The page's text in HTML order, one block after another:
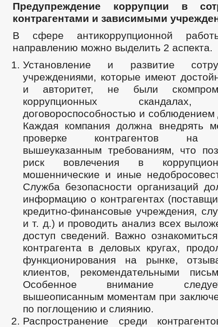
Предупреждение коррупции в
контрагентами и зависимыми
В сфере антикоррупционной
направлению можно выделить 2 аспекта.
Установление и развитие
учреждениями, которые имеют
и авторитет, не были
коррупционных скандалах,
договороспособностью и соблюдением
Каждая компания должна внедрять
проверке контрагентов на
вышеуказанным требованиям, что
риск вовлечения в
мошеннические и иные
Служба безопасности организаций
информацию о контрагентах
кредитно-финансовые учреждения,
и т. д.) и проводить анализ всех
доступ сведений. Важно
контрагента в деловых кругах,
функционирования на рынке,
клиентов, рекомендательными
Особенное внимание
вышеописанным моментам при
по поглощению и слиянию.
Распространение среди